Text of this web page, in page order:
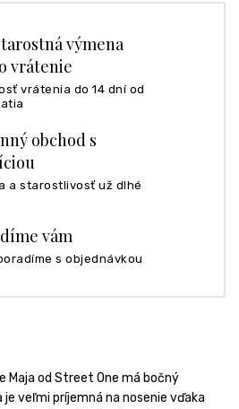
výmena
vrátenie
vrátenia do 14 dní od
obchod s
a starostlivosť už dlhé
vám
s objednávkou
Maja od Street One má bočný
veľmi príjemná na nosenie vďaka